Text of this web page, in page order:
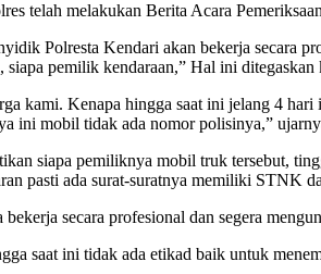
telah melakukan Berita Acara
Polresta Kendari akan bekerja secara
pemilik kendaraan,” Hal ini
kami. Kenapa hingga saat ini jelang 4
ini mobil tidak ada nomor polisinya,”
siapa pemiliknya mobil truk tersebut,
pasti ada surat-suratnya memiliki STNK
secara profesional dan segera
saat ini tidak ada etikad baik untuk